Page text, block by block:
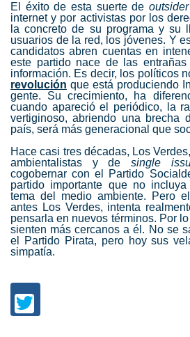
El éxito de esta suerte de
internet y por activistas por los
la concreto de su programa y su
usuarios de la red, los jóvenes. Y
candidatos abren cuentas en
este partido nace de las
información. Es decir, los políticos
revolución que está produciendo
gente. Su crecimiento, ha
cuando apareció el periódico, la
vertiginoso, abriendo una brecha
país, será más generacional que
Hace casi tres décadas, Los
ambientalistas y desingle
cogobernar con el Partido
partido importante que no
tema del medio ambiente. Pero
antes Los Verdes, intenta
pensarla en nuevos términos. Por
sienten más cercanos a él. No se
el Partido Pirata, pero hoy sus
simpatía.